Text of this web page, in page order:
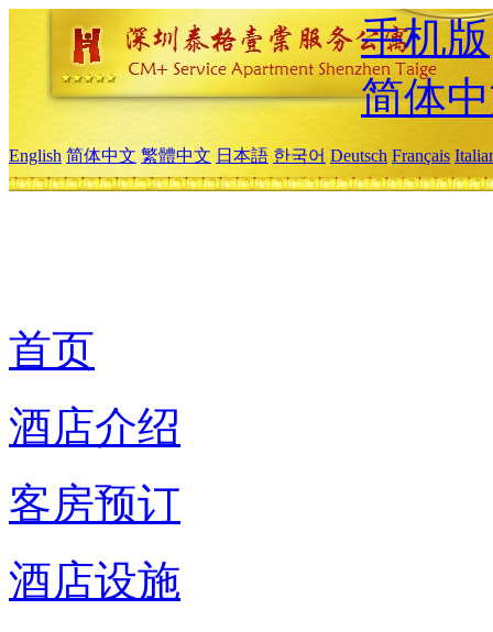
手机版
简体
English 简体中文 繁體中文 日本語 한국어 Deutsch Français
首页
酒店介绍
客房预订
酒店设施